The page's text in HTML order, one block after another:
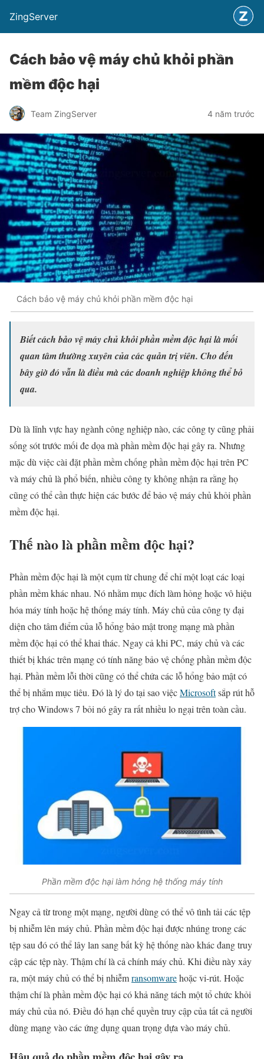
ZingServer
Cách bảo vệ máy chủ khỏi phần
mềm độc hại
Team ZingServer 4 năm trước
Cách bảo vệ máy chủ khỏi phần mềm độc hại
Biết cách bảo vệ máy chủ khỏi phần mềm độc hại là mối
quan tâm thường xuyên của các quản trị viên. Cho đến
bây giờ đó vẫn là điều mà các doanh nghiệp không thể bỏ
qua.
Dù là lĩnh vực hay ngành công nghiệp nào, các công ty cũng phải
sống sót trước mối đe dọa mà phần mềm độc hại gây ra. Nhưng
mặc dù việc cài đặt phần mềm chống phần mềm độc hại trên PC
và máy chủ là phổ biến, nhiều công ty không nhận ra rằng họ
cũng có thể cần thực hiện các bước để bảo vệ máy chủ khỏi phần
mềm độc hại.
Thế nào là phần mềm độc hại?
Phần mềm độc hại là một cụm từ chung để chỉ một loạt các loại
phần mềm khác nhau. Nó nhằm mục đích làm hỏng hoặc vô hiệu
hóa máy tính hoặc hệ thống máy tính. Máy chủ của công ty đại
diện cho tâm điểm của lỗ hổng bảo mật trong mạng mà phần
mềm độc hại có thể khai thác. Ngay cả khi PC, máy chủ và các
thiết bị khác trên mạng có tính năng bảo vệ chống phần mềm độc
hại. Phần mềm lỗi thời cũng có thể chứa các lỗ hổng bảo mật có
thể bị nhắm mục tiêu. Đó là lý do tại sao việcMicrosoftsắp rút hỗ
trợ cho Windows 7 bỏi nó gây ra rất nhiều lo ngại trên toàn cầu.
Phần mềm độc hại làm hỏng hệ thống máy tính
Ngay cả từ trong một mạng, người dùng có thể vô tình tải các tệp
bị nhiễm lên máy chủ. Phần mềm độc hại được nhúng trong các
tệp sau đó có thể lây lan sang bất kỳ hệ thống nào khác đang truy
cập các tệp này. Thậm chí là cả chính máy chủ. Khi điều này xảy
ra, một máy chủ có thể bị nhiễmransomwarehoặc vi-rút. Hoặc
thậm chí là phần mềm độc hại có khả năng tách một tổ chức khỏi
máy chủ của nó. Điều đó hạn chế quyền truy cập của tất cả người
dùng mạng vào các ứng dụng quan trọng dựa vào máy chủ.